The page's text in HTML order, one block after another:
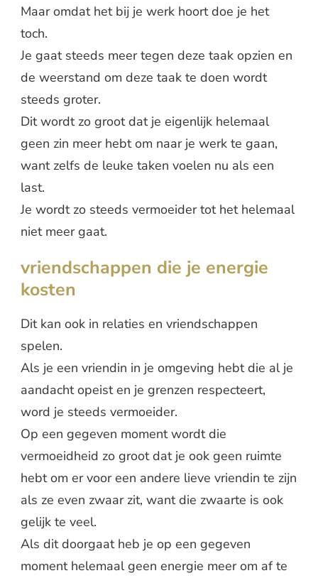
Maar omdat het bij je werk hoort doe je het
toch.
Je gaat steeds meer tegen deze taak opzien en
de weerstand om deze taak te doen wordt
steeds groter.
Dit wordt zo groot dat je eigenlijk helemaal
geen zin meer hebt om naar je werk te gaan,
want zelfs de leuke taken voelen nu als een
last.
Je wordt zo steeds vermoeider tot het helemaal
niet meer gaat.
vriendschappen die je energie
kosten
Dit kan ook in relaties en vriendschappen
spelen.
Als je een vriendin in je omgeving hebt die al je
aandacht opeist en je grenzen respecteert,
word je steeds vermoeider.
Op een gegeven moment wordt die
vermoeidheid zo groot dat je ook geen ruimte
hebt om er voor een andere lieve vriendin te zijn
als ze even zwaar zit, want die zwaarte is ook
gelijk te veel.
Als dit doorgaat heb je op een gegeven
moment helemaal geen energie meer om af te